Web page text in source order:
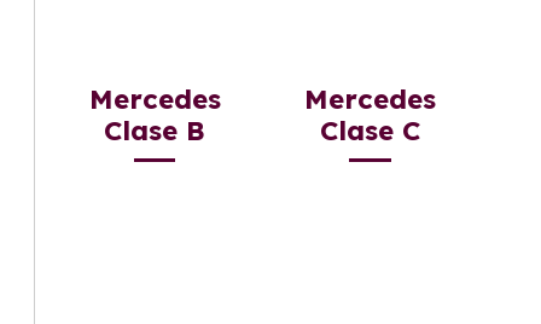
Mercedes
Clase B
Mercedes
Clase C